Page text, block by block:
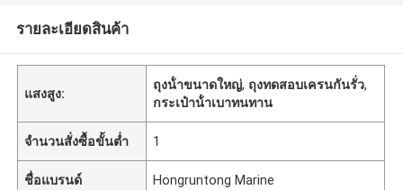
รายละเอียดสินค้า
แสงสูง:
ถุงน้ําขนาดใหญ่, ถุงทดสอบเครนกันรั่ว,
กระเป๋าน้ําเบาทนทาน
จำนวนสั่งซื้อขั้นต่ำ 1
ชื่อแบรนด์ Hongruntong Marine